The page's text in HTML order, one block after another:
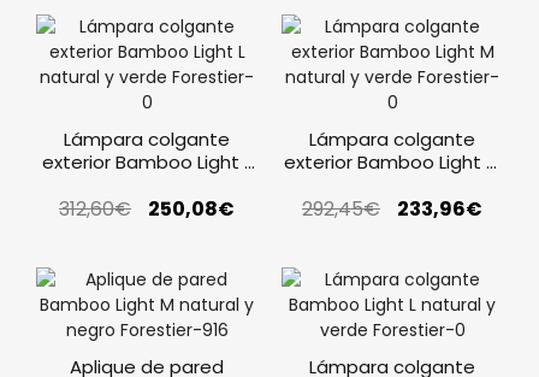
Lámpara colgante
exterior Bamboo Light L
312,60€ 250,08€
Lámpara colgante
exterior Bamboo Light M
292,45€ 233,96€
Aplique de pared
Lámpara colgante